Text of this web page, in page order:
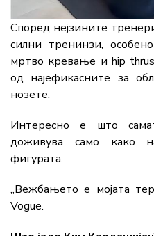
Според нејзините
силни тренинзи,
мртво кревање и hip
од најефикасните за
нозете.
Интересно е што
доживува само како
фигурата.
„Вежбањето е мојата
Vogue.